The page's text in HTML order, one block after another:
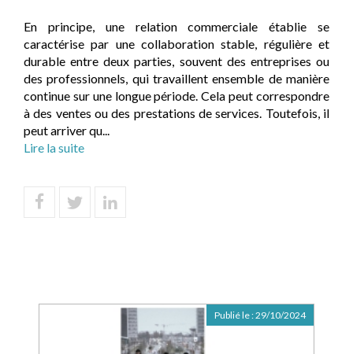
En principe, une relation commerciale établie se
caractérise par une collaboration stable, régulière et
durable entre deux parties, souvent des entreprises ou
des professionnels, qui travaillent ensemble de manière
continue sur une longue période. Cela peut correspondre
à des ventes ou des prestations de services. Toutefois, il
peut arriver qu...
Lire la suite
Publié le :29/10/2024